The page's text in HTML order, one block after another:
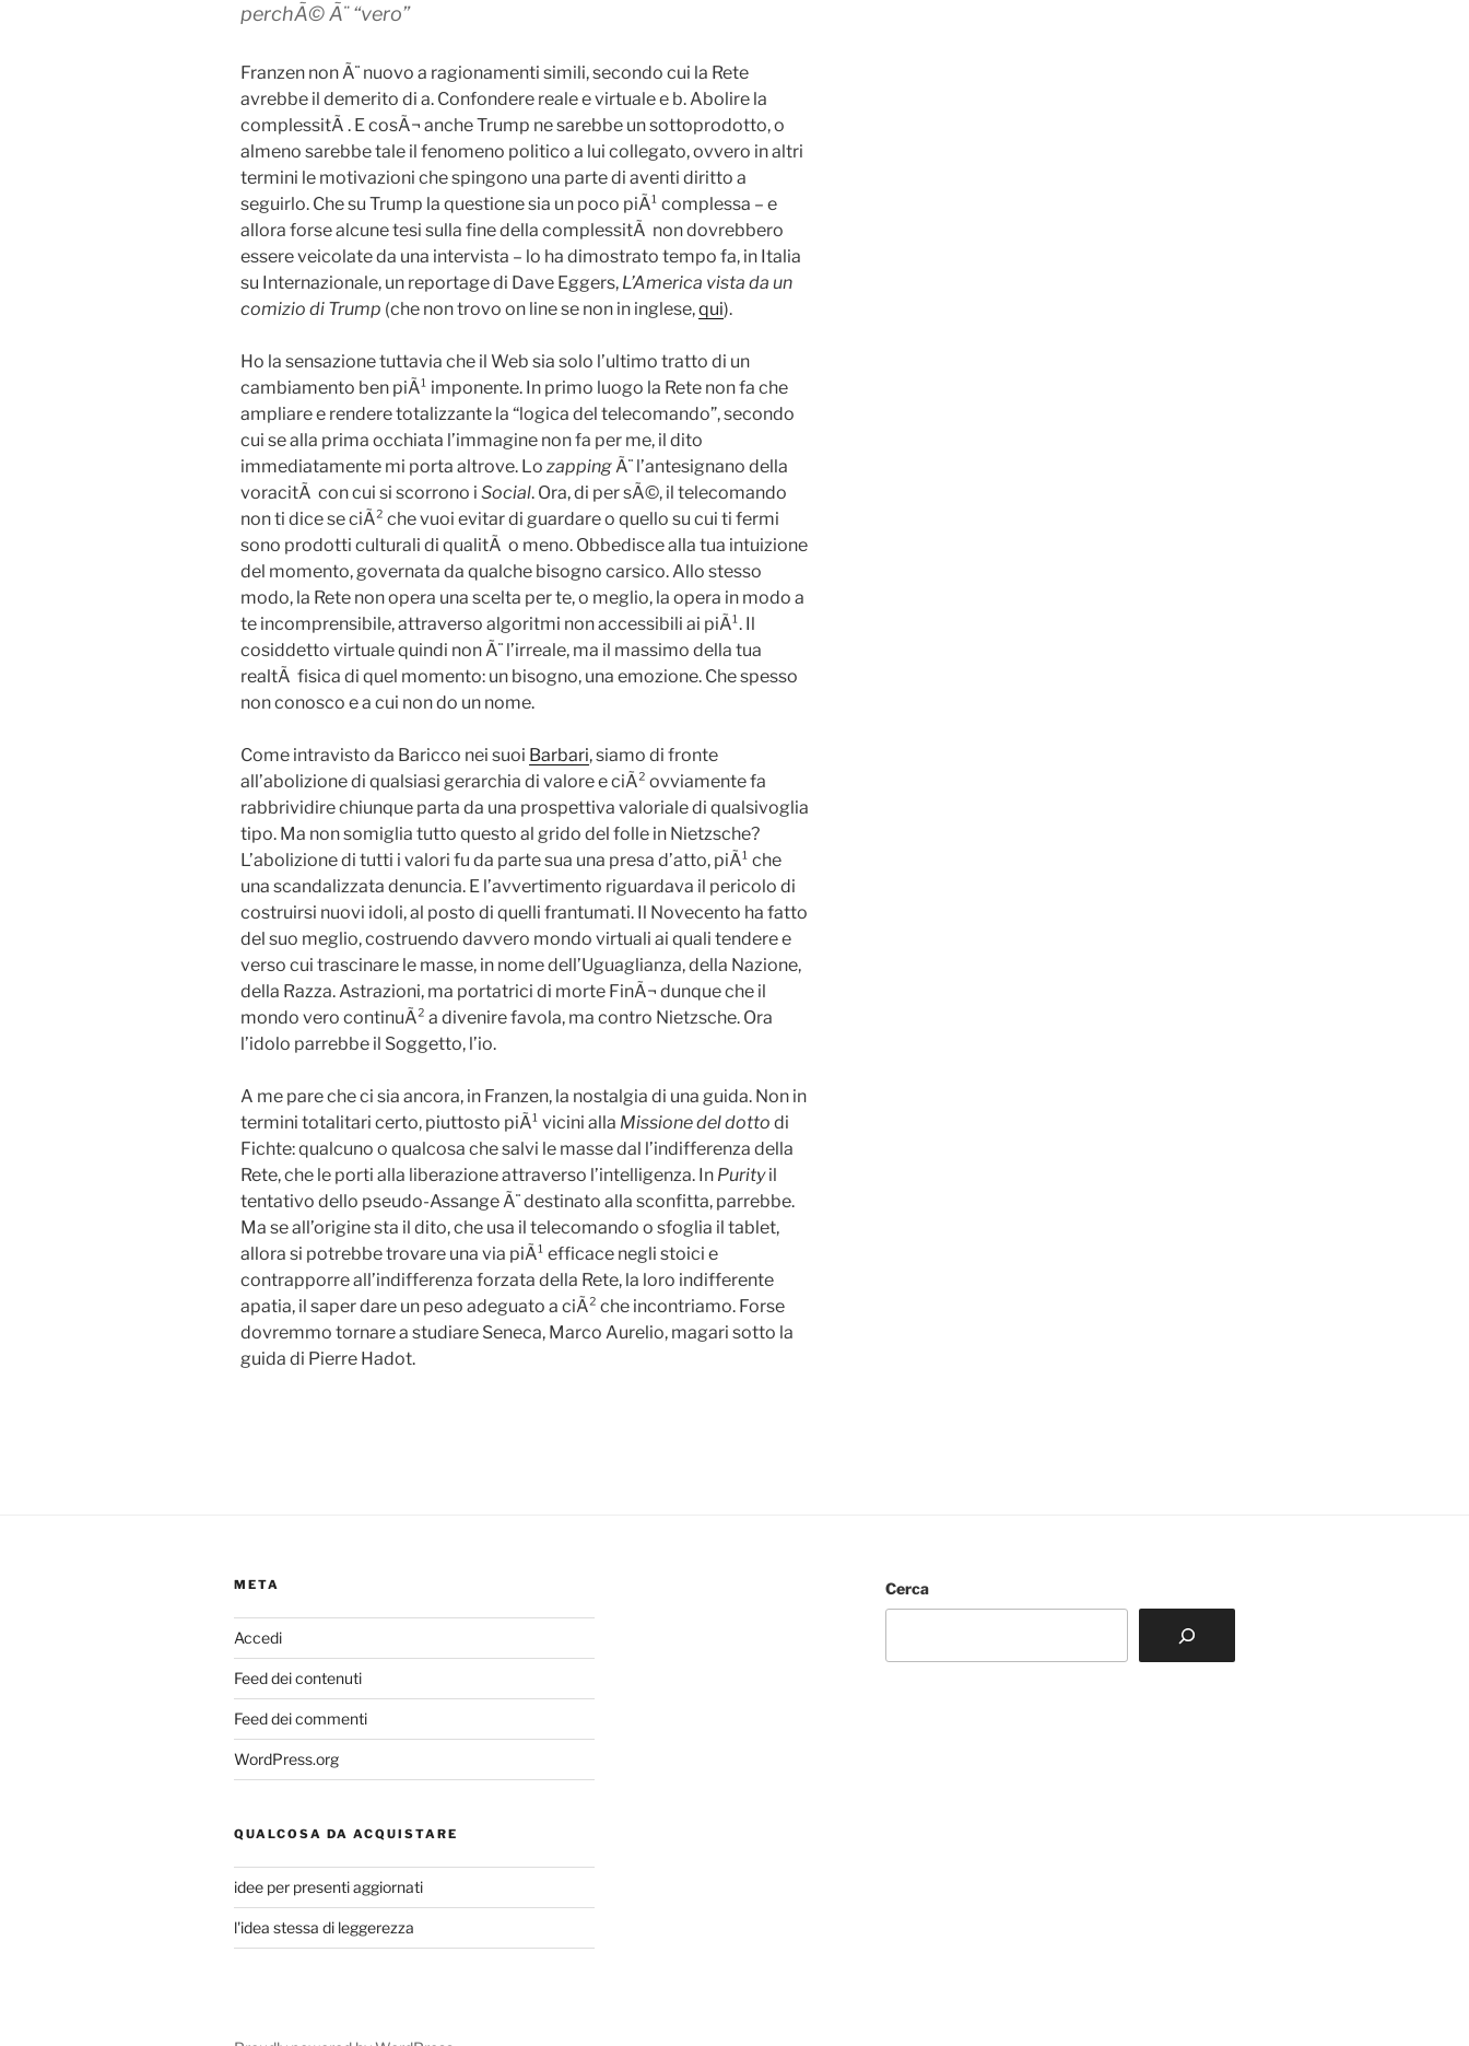
perchÃ© Ã¨ “vero”
Franzen non Ã¨ nuovo a ragionamenti simili, secondo cui la Rete
avrebbe il demerito di a. Confondere reale e virtuale e b. Abolire la
complessitÃ . E cosÃ¬ anche Trump ne sarebbe un sottoprodotto, o
almeno sarebbe tale il fenomeno politico a lui collegato, ovvero in altri
termini le motivazioni che spingono una parte di aventi diritto a
seguirlo. Che su Trump la questione sia un poco piÃ¹ complessa – e
allora forse alcune tesi sulla fine della complessitÃ non dovrebbero
essere veicolate da una intervista – lo ha dimostrato tempo fa, in Italia
su Internazionale, un reportage di Dave Eggers, L’America vista da un
comizio di Trump (che non trovo on line se non in inglese,qui).
Ho la sensazione tuttavia che il Web sia solo l’ultimo tratto di un
cambiamento ben piÃ¹ imponente. In primo luogo la Rete non fa che
ampliare e rendere totalizzante la “logica del telecomando”, secondo
cui se alla prima occhiata l’immagine non fa per me, il dito
immediatamente mi porta altrove. Lo zappingÃ¨ l’antesignano della
voracitÃ con cui si scorrono i Social. Ora, di per sÃ©, il telecomando
non ti dice se ciÃ² che vuoi evitar di guardare o quello su cui ti fermi
sono prodotti culturali di qualitÃ o meno. Obbedisce alla tua intuizione
del momento, governata da qualche bisogno carsico. Allo stesso
modo, la Rete non opera una scelta per te, o meglio, la opera in modo a
te incomprensibile, attraverso algoritmi non accessibili ai piÃ¹. Il
cosiddetto virtuale quindi non Ã¨ l’irreale, ma il massimo della tua
realtÃ fisica di quel momento: un bisogno, una emozione. Che spesso
non conosco e a cui non do un nome.
Come intravisto da Baricco nei suoi Barbari, siamo di fronte
all’abolizione di qualsiasi gerarchia di valore e ciÃ² ovviamente fa
rabbrividire chiunque parta da una prospettiva valoriale di qualsivoglia
tipo. Ma non somiglia tutto questo al grido del folle in Nietzsche?
L’abolizione di tutti i valori fu da parte sua una presa d’atto, piÃ¹ che
una scandalizzata denuncia. E l’avvertimento riguardava il pericolo di
costruirsi nuovi idoli, al posto di quelli frantumati. Il Novecento ha fatto
del suo meglio, costruendo davvero mondo virtuali ai quali tendere e
verso cui trascinare le masse, in nome dell’Uguaglianza, della Nazione,
della Razza. Astrazioni, ma portatrici di morte FinÃ¬ dunque che il
mondo vero continuÃ² a divenire favola, ma contro Nietzsche. Ora
l’idolo parrebbe il Soggetto, l’io.
A me pare che ci sia ancora, in Franzen, la nostalgia di una guida. Non in
termini totalitari certo, piuttosto piÃ¹ vicini alla Missione del dotto di
Fichte: qualcuno o qualcosa che salvi le masse dal l’indifferenza della
Rete, che le porti alla liberazione attraverso l’intelligenza. In Purityil
tentativo dello pseudo-Assange Ã¨ destinato alla sconfitta, parrebbe.
Ma se all’origine sta il dito, che usa il telecomando o sfoglia il tablet,
allora si potrebbe trovare una via piÃ¹ efficace negli stoici e
contrapporre all’indifferenza forzata della Rete, la loro indifferente
apatia, il saper dare un peso adeguato a ciÃ² che incontriamo. Forse
dovremmo tornare a studiare Seneca, Marco Aurelio, magari sotto la
guida di Pierre Hadot.
META
Accedi
Feed dei contenuti
Feed dei commenti
WordPress.org
QUALCOSA DA ACQUISTARE
idee per presenti aggiornati
l'idea stessa di leggerezza
Cerca